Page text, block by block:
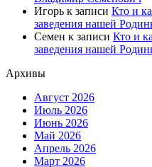
Игорь к записи Кто и
заведения нашей
Семен к записи Кто и
заведения нашей
Архивы
Август 2026
Июль 2026
Июнь 2026
Май 2026
Апрель 2026
Март 2026